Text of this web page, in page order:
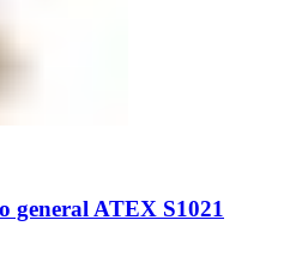
general ATEX S1021